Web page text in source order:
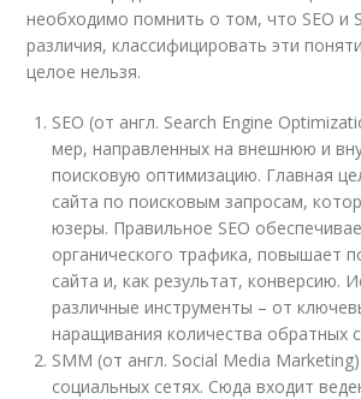
необходимо помнить о том, что SEO и
различия, классифицировать эти
целое нельзя.
SEO (от англ. Search Engine
мер, направленных на внешнюю и
поисковую оптимизацию. Главная
сайта по поисковым запросам,
юзеры. Правильное SEO
органического трафика, повышает
сайта и, как результат, конверсию.
различные инструменты – от
наращивания количества обратных
SMM (от англ. Social Media
социальных сетях. Сюда входит